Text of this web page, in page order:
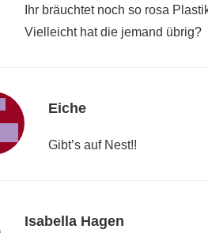
Ihr bräuchtet noch so rosa
Vielleicht hat die jemand übrig?
Eiche
Gibt’s auf Nest!!
Isabella Hagen